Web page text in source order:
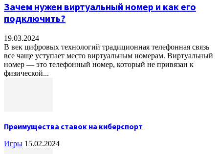
Зачем нужен виртуальный номер и как его
подключить?
19.03.2024
В век цифровых технологий традиционная телефонная связь
все чаще уступает место виртуальным номерам. Виртуальный
номер — это телефонный номер, который не привязан к
физической...
Преимущества ставок на киберспорт
Игры 15.02.2024